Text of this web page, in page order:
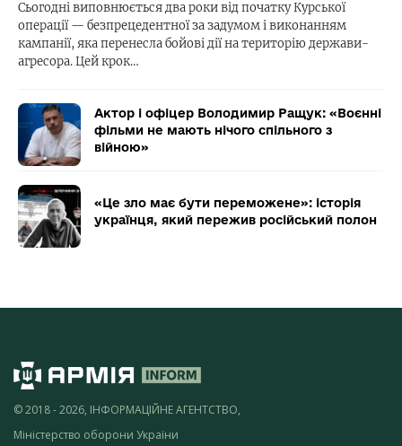
Сьогодні виповнюється два роки від початку Курської
операції — безпрецедентної за задумом і виконанням
кампанії, яка перенесла бойові дії на територію держави-
агресора. Цей крок…
Актор і офіцер Володимир Ращук: «Воєнні
фільми не мають нічого спільного з
війною»
«Це зло має бути переможене»: історія
українця, який пережив російський полон
© 2018 - 2026, ІНФОРМАЦІЙНЕ АГЕНТСТВО,
Міністерство оборони України